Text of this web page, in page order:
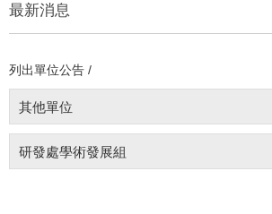
最新消息
列出單位公告 /
其他單位
研發處學術發展組